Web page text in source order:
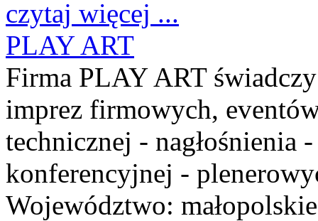
czytaj więcej ...
PLAY ART
Firma PLAY ART
imprez firmowych,
technicznej - nagłośnienia
konferencyjnej -
Województwo: małopolskie